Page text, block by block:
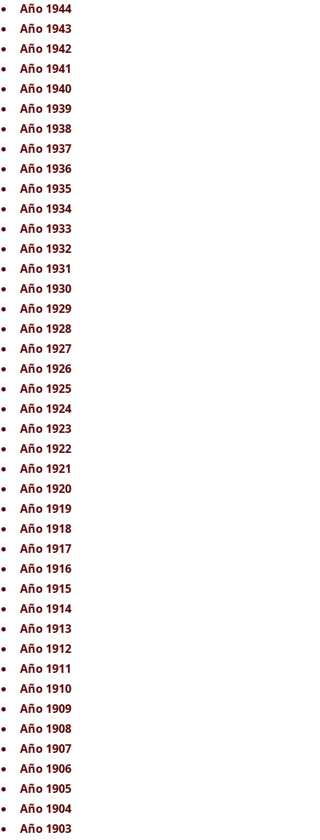
Año 1944
Año 1943
Año 1942
Año 1941
Año 1940
Año 1939
Año 1938
Año 1937
Año 1936
Año 1935
Año 1934
Año 1933
Año 1932
Año 1931
Año 1930
Año 1929
Año 1928
Año 1927
Año 1926
Año 1925
Año 1924
Año 1923
Año 1922
Año 1921
Año 1920
Año 1919
Año 1918
Año 1917
Año 1916
Año 1915
Año 1914
Año 1913
Año 1912
Año 1911
Año 1910
Año 1909
Año 1908
Año 1907
Año 1906
Año 1905
Año 1904
Año 1903